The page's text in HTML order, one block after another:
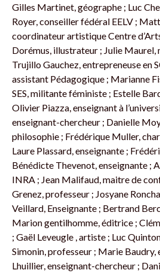
Gilles Martinet, géographe ; Luc
Royer, conseiller fédéral EELV ;
coordinateur artistique Centre
Dorémus, illustrateur ; Julie Maurel,
Trujillo Gauchez, entrepreneuse en
assistant Pédagogique ; Marianne
SES, militante féministe ; Estelle
Olivier Piazza, enseignant à
enseignant-chercheur ; Danielle
philosophie ; Frédérique Muller,
Laure Plassard, enseignante ;
Bénédicte Thevenot, enseignante ;
INRA ; Jean Malifaud, maitre de
Grenez, professeur ; Josyane
Veillard, Enseignante ; Bertrand
Marion gentilhomme, éditrice ;
; Gaël Leveugle , artiste ; Luc
Simonin, professeur ; Marie Baudry,
Lhuillier, enseignant-chercheur ;